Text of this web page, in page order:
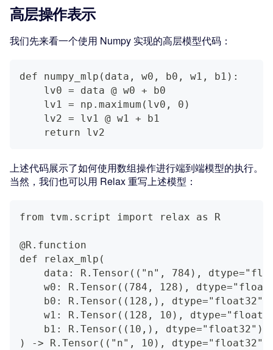
高层操作表示
我们先来看一个使用 Numpy 实现的高层模型代码：
def numpy_mlp(data, w0, b0, w1, b1):
    lv0 = data @ w0 + b0
    lv1 = np.maximum(lv0, 0)
    lv2 = lv1 @ w1 + b1
    return lv2
上述代码展示了如何使用数组操作进行端到端模型的执行。
当然，我们也可以用 Relax 重写上述模型：
from tvm.script import relax as R
@R.function
def relax_mlp(
data: R.Tensor(("n", 784),
w0: R.Tensor((784, 128),
b0: R.Tensor((128,),
w1: R.Tensor((128, 10),
    b1: R.Tensor((10,), dtype="float32"),
) -> R.Tensor(("n", 10),